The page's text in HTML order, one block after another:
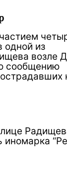
одной из
возле
сообщению